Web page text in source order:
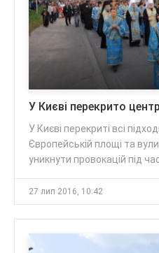
У Києві перекрито
У Києві перекриті всі
Європейській площі та
уникнути провокацій під
27 лип 2016, 10:42